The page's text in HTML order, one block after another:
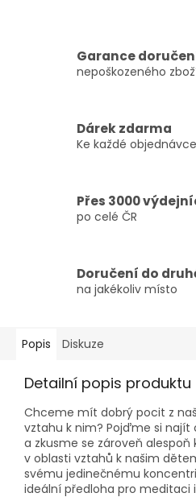
Garance
nepoškozeného
Dárek zdarma
Ke každé objednávce
Přes 3000
po celé ČR
Doručení do
na jakékoliv místo
Popis Diskuze
Detailní popis produktu
Chceme mít dobrý pocit z
vztahu k nim? Pojďme si najít
a zkusme se zároveň
v oblasti vztahů k našim
svému jedinečnému
ideální předloha pro meditaci